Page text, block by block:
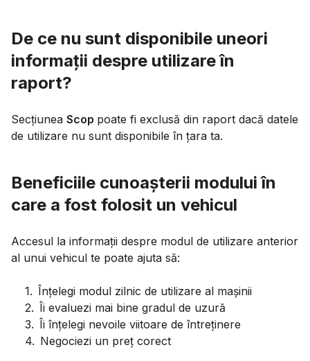
De ce nu sunt disponibile uneori
informații despre utilizare în
raport?
Secțiunea Scop poate fi exclusă din raport dacă datele
de utilizare nu sunt disponibile în țara ta.
Beneficiile cunoașterii modului în
care a fost folosit un vehicul
Accesul la informații despre modul de utilizare anterior
al unui vehicul te poate ajuta să:
1. Înțelegi modul zilnic de utilizare al mașinii
2. Îi evaluezi mai bine gradul de uzură
3. Îi înțelegi nevoile viitoare de întreținere
4. Negociezi un preț corect